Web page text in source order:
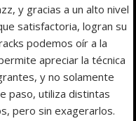
y gracias a un alto nivel
satisfactoria, logran su
podemos oír a la
apreciar la técnica
y no solamente
paso, utiliza distintas
pero sin exagerarlos.